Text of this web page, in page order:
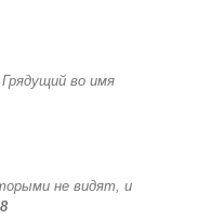
Грядущий во имя
не видят, и